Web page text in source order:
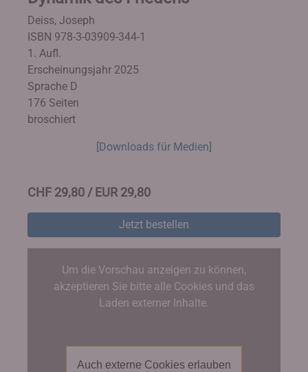
Deiss, Joseph
ISBN 978-3-03909-344-1
1. Aufl.
Erscheinungsjahr 2025
Sprache D
176 Seiten
broschiert
[Downloads für Medien]
CHF 29,80 / EUR 29,80
Jetzt bestellen
Um die Vorschau anzeigen zu können,
akzeptieren Sie bitte alle Cookies und das
Laden externer Inhalte.
Auch externe Cookies erlauben